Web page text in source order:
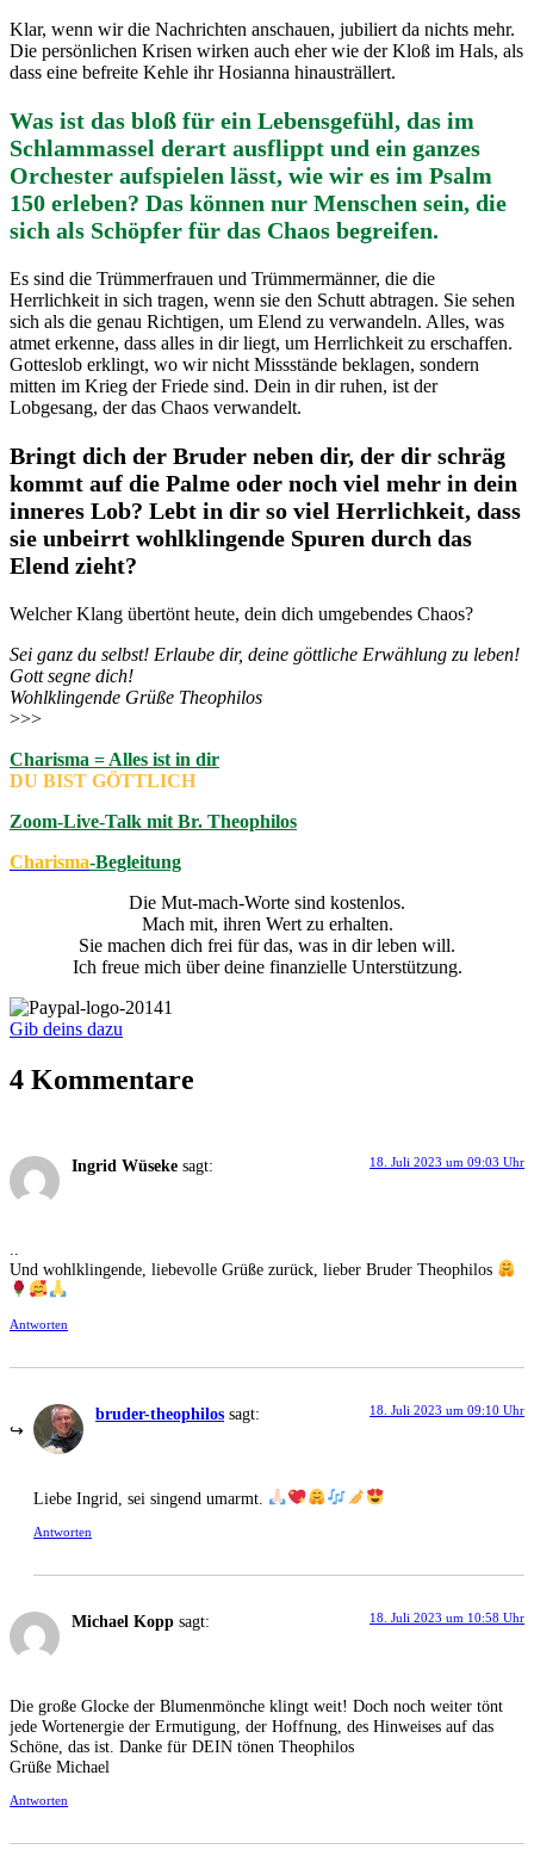
Klar, wenn wir die Nachrichten anschauen, jubiliert da nichts mehr.
Die persönlichen Krisen wirken auch eher wie der Kloß im Hals, als
dass eine befreite Kehle ihr Hosianna hinausträllert.
Was ist das bloß für ein Lebensgefühl, das im
Schlammassel derart ausflippt und ein ganzes
Orchester aufspielen lässt, wie wir es im Psalm
150 erleben? Das können nur Menschen sein, die
sich als Schöpfer für das Chaos begreifen.
Es sind die Trümmerfrauen und Trümmermänner, die die
Herrlichkeit in sich tragen, wenn sie den Schutt abtragen. Sie sehen
sich als die genau Richtigen, um Elend zu verwandeln. Alles, was
atmet erkenne, dass alles in dir liegt, um Herrlichkeit zu erschaffen.
Gotteslob erklingt, wo wir nicht Missstände beklagen, sondern
mitten im Krieg der Friede sind. Dein in dir ruhen, ist der
Lobgesang, der das Chaos verwandelt.
Bringt dich der Bruder neben dir, der dir schräg
kommt auf die Palme oder noch viel mehr in dein
inneres Lob? Lebt in dir so viel Herrlichkeit, dass
sie unbeirrt wohlklingende Spuren durch das
Elend zieht?
Welcher Klang übertönt heute, dein dich umgebendes Chaos?
Sei ganz du selbst! Erlaube dir, deine göttliche Erwählung zu leben!
Gott segne dich!
Wohlklingende Grüße Theophilos
>>>
Charisma = Alles ist in dir
DU BIST GÖTTLICH
Zoom-Live-Talk mit Br. Theophilos
Charisma-Begleitung
Die Mut-mach-Worte sind kostenlos.
Mach mit, ihren Wert zu erhalten.
Sie machen dich frei für das, was in dir leben will.
Ich freue mich über deine finanzielle Unterstützung.
Gib deins dazu
4 Kommentare
Ingrid Wüseke sagt: 18. Juli 2023 um 09:03 Uhr
..
Und wohlklingende, liebevolle Grüße zurück, lieber Bruder Theophilos
Antworten
bruder-theophilos sagt: 18. Juli 2023 um 09:10 Uhr
Liebe Ingrid, sei singend umarmt.
Antworten
Michael Kopp sagt: 18. Juli 2023 um 10:58 Uhr
Die große Glocke der Blumenmönche klingt weit! Doch noch weiter tönt
jede Wortenergie der Ermutigung, der Hoffnung, des Hinweises auf das
Schöne, das ist. Danke für DEIN tönen Theophilos
Grüße Michael
Antworten